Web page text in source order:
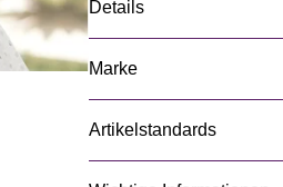
Details
Marke
Artikelstandards